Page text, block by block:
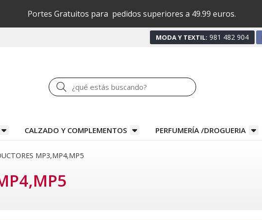
Portes Gratuitos para pedidos superiores a 49.99 euros.
MODA Y TEXTIL: 981 482 904
Buscar
CALZADO Y COMPLEMENTOS PERFUMERÍA /DROGUERIA
MP3,MP4,MP5